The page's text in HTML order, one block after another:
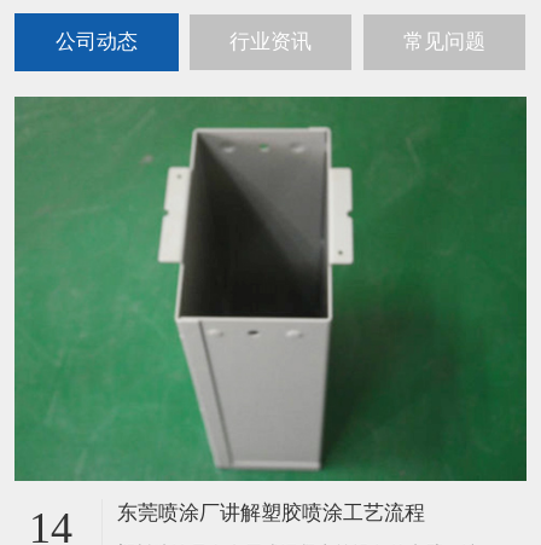
公司动态 行业资讯 常见问题
14 东莞喷涂厂讲解塑胶喷涂工艺流程